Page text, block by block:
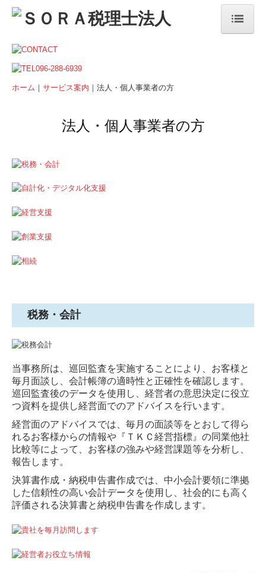
ホーム
私たちのこだわり
企業防衛
料金について
採用情報
お問い合わせ
プライバシーポリシー
ホーム ｜ サービス案内 ｜法人・個人事業者の方
法人・個人事業者の方
税務・会計
当事務所は、巡回監査を実施することにより、お客様と
毎月面談し、会計帳簿の適時性と正確性を確認します。
巡回監査後のデータを使用し、経営者の意思決定に役立
つ資料を提供し経営面でのアドバイスを行います。
経営面のアドバイスでは、毎月の面談等をとおして得ら
れるお客様からの情報や『ＴＫＣ経営指標』の同業他社
比較等によって、お客様の強みや経営課題等を分析し、
報告します。
決算書作成・納税申告書作成では、中小会計要領に準拠
した信頼性の高い会計データを使用し、社会的にも高く
評価される決算書と納税申告書を作成します。